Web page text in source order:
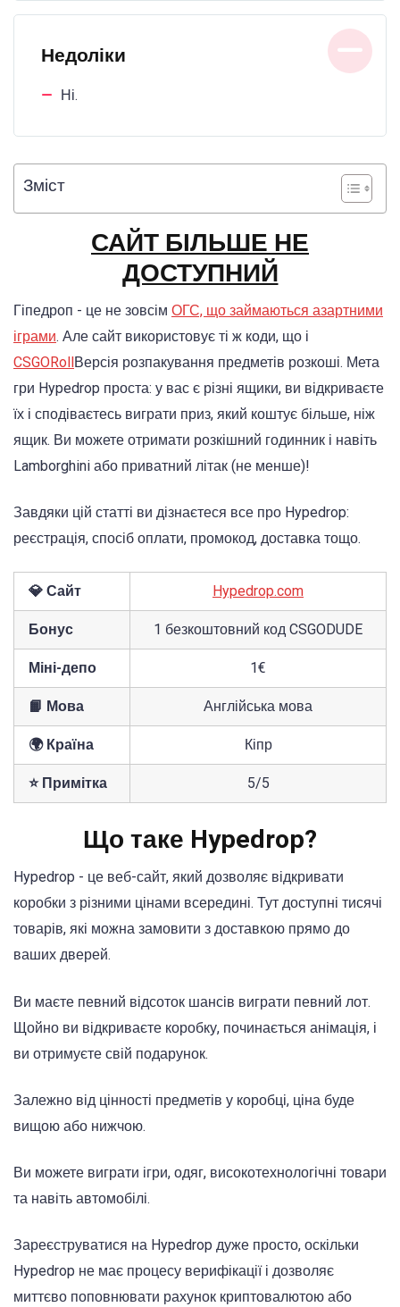
Недоліки
Ні.
Зміст
САЙТ БІЛЬШЕ НЕ
ДОСТУПНИЙ
Гіпедроп - це не зовсім ОГС, що займаються азартними
іграми. Але сайт використовує ті ж коди, що і
CSGORollВерсія розпакування предметів розкоші. Мета
гри Hypedrop проста: у вас є різні ящики, ви відкриваєте
їх і сподіваєтесь виграти приз, який коштує більше, ніж
ящик. Ви можете отримати розкішний годинник і навіть
Lamborghini або приватний літак (не менше)!
Завдяки цій статті ви дізнаєтеся все про Hypedrop:
реєстрація, спосіб оплати, промокод, доставка тощо.
💎 Сайт Hypedrop.com
Бонус 1 безкоштовний код CSGODUDE
Міні-депо 1€
📙 Мова Англійська мова
🌍 Країна Кіпр
⭐ Примітка 5/5
Що таке Hypedrop?
Hypedrop - це веб-сайт, який дозволяє відкривати
коробки з різними цінами всередині. Тут доступні тисячі
товарів, які можна замовити з доставкою прямо до
ваших дверей.
Ви маєте певний відсоток шансів виграти певний лот.
Щойно ви відкриваєте коробку, починається анімація, і
ви отримуєте свій подарунок.
Залежно від цінності предметів у коробці, ціна буде
вищою або нижчою.
Ви можете виграти ігри, одяг, високотехнологічні товари
та навіть автомобілі.
Зареєструватися на Hypedrop дуже просто, оскільки
Hypedrop не має процесу верифікації і дозволяє
миттєво поповнювати рахунок криптовалютою або